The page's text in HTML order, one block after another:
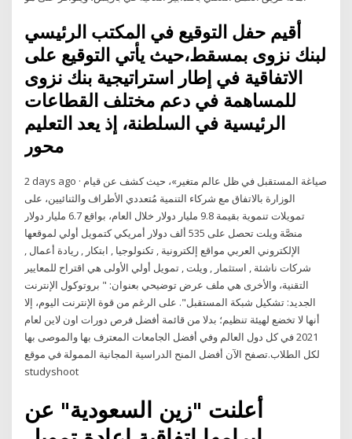
أقيم حفل التوقيع في المكتب الرئيسي
لبنك نزوى بمسقط،حيث يأتي التوقيع على
الاتفاقية في إطار استراتيجية بنك نزوى
للمساهمة في دعم مختلف القطاعات
الرئيسية في السلطنة، إذ يعد التعليم
محور
2 days ago · صياغة المستقبل في ظل عالم متغير»، حيث كشف عن قيام
الوزارة بالاتفاق مع شركاء التنمية مُتعددي الأطراف والثنائيين، على
تمويلات تنموية بقيمة 9.8 مليار دولار خلال العام، بواقع 6.7 مليار دولار
منصَّة ويلت تحصل على 535 ألف دولار أمريكي كتمويل أولي لموقعها
الإلكتروني العربي مواقع إلكترونية , تكنولوجيا , ابتكار , ريادة أعمال ,
شركات ناشئة , استثمار , ويلت , تمويل أولي الأولى هي اقتراح للمعايير
التقنية، والأخرى هي ملف عرض توضيحي بعنوان: " بروتوكول الإنترنت
الجديد: تشكيل شبكة المستقبل". على الرغم من قوة الإنترنت اليوم، إلا
أنها لا تخضع لهيئة تنظيم؛ بدلا من قائمة أفضل فرص دورات اون لاين لعام
2021 في كل دول العالم وفي أفضل الجامعات المعترف بها والموصى بها
لكل الطلاب.تصفح الآن أفضل المنح الدراسية المجانية الممولة في موقع
studyshoot
أعلنت "زين السعودية" عن